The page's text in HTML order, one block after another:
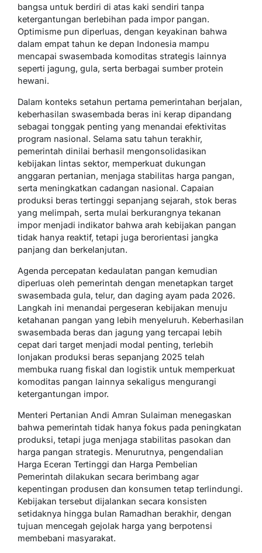
bangsa untuk berdiri di atas kaki sendiri tanpa
ketergantungan berlebihan pada impor pangan.
Optimisme pun diperluas, dengan keyakinan bahwa
dalam empat tahun ke depan Indonesia mampu
mencapai swasembada komoditas strategis lainnya
seperti jagung, gula, serta berbagai sumber protein
hewani.
Dalam konteks setahun pertama pemerintahan berjalan,
keberhasilan swasembada beras ini kerap dipandang
sebagai tonggak penting yang menandai efektivitas
program nasional. Selama satu tahun terakhir,
pemerintah dinilai berhasil mengonsolidasikan
kebijakan lintas sektor, memperkuat dukungan
anggaran pertanian, menjaga stabilitas harga pangan,
serta meningkatkan cadangan nasional. Capaian
produksi beras tertinggi sepanjang sejarah, stok beras
yang melimpah, serta mulai berkurangnya tekanan
impor menjadi indikator bahwa arah kebijakan pangan
tidak hanya reaktif, tetapi juga berorientasi jangka
panjang dan berkelanjutan.
Agenda percepatan kedaulatan pangan kemudian
diperluas oleh pemerintah dengan menetapkan target
swasembada gula, telur, dan daging ayam pada 2026.
Langkah ini menandai pergeseran kebijakan menuju
ketahanan pangan yang lebih menyeluruh. Keberhasilan
swasembada beras dan jagung yang tercapai lebih
cepat dari target menjadi modal penting, terlebih
lonjakan produksi beras sepanjang 2025 telah
membuka ruang fiskal dan logistik untuk memperkuat
komoditas pangan lainnya sekaligus mengurangi
ketergantungan impor.
Menteri Pertanian Andi Amran Sulaiman menegaskan
bahwa pemerintah tidak hanya fokus pada peningkatan
produksi, tetapi juga menjaga stabilitas pasokan dan
harga pangan strategis. Menurutnya, pengendalian
Harga Eceran Tertinggi dan Harga Pembelian
Pemerintah dilakukan secara berimbang agar
kepentingan produsen dan konsumen tetap terlindungi.
Kebijakan tersebut dijalankan secara konsisten
setidaknya hingga bulan Ramadhan berakhir, dengan
tujuan mencegah gejolak harga yang berpotensi
membebani masyarakat.